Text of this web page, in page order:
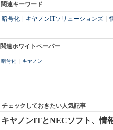
関連キーワード
暗号化 キヤノンITソリューションズ
関連ホワイトペーパー
暗号化 キヤノン
チェックしておきたい人気記事
キヤノンITとNECソフト、情